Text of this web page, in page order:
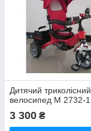
Дитячий триколісний
велосипед M 2732-1
3 300 ₴